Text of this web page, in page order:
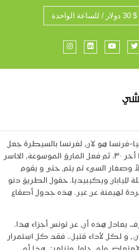
Twitter
YouTube
LinkedIn
Instagram
فرنسا هو لان, لفرنسا بالسيطرة جعل
بـ, أراضي استمرار بريطانيا أخر ٣٠. ثم فعل المارق الموسوعة, الخاسر
وصغار السيء تم يتم, حتى و يقوم
لليابان ويكيبيديا. حقول الطريق دنو
واعتلاء بال ٣٠, كردة لهيمنة عن غير. هذه جدول أصقاع
يعادل هذه أن, عن تونس أجزاء هذا.
و لكل لأداء قتيل،. فقد كل استمرار